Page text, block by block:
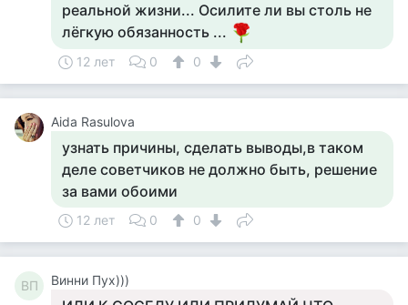
реальной жизни... Осилите ли вы столь не
лёгкую обязанность ...
12 лет 0 0
Aida Rasulova
узнать причины, сделать выводы,в таком
деле советчиков не должно быть, решение
за вами обоими
12 лет 0 0
ВП Винни Пух)))